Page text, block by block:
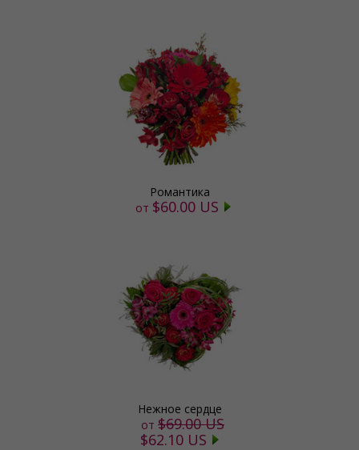
Романтика
от $60.00 US
Нежное сердце
от $69.00 US
$62.10 US